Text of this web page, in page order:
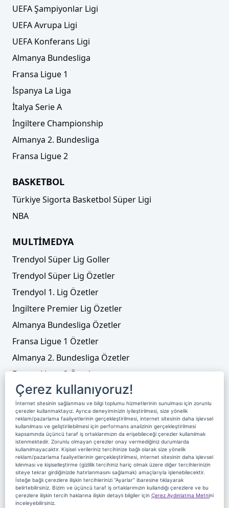
UEFA Şampiyonlar Ligi
UEFA Avrupa Ligi
UEFA Konferans Ligi
Almanya Bundesliga
Fransa Ligue 1
İspanya La Liga
İtalya Serie A
İngiltere Championship
Almanya 2. Bundesliga
Fransa Ligue 2
BASKETBOL
Türkiye Sigorta Basketbol Süper Ligi
NBA
MULTİMEDYA
Trendyol Süper Lig Goller
Trendyol Süper Lig Özetler
Trendyol 1. Lig Özetler
İngiltere Premier Lig Özetler
Almanya Bundesliga Özetler
Fransa Ligue 1 Özetler
Almanya 2. Bundesliga Özetler
Fransa Ligue 2 Özetler
Tenis
Video Liste
Foto Galeriler
Üyelik Yayın Akışı Reklam
Site Sözleşmesi
Künye ve İletişim
Çerez Politikası
Çerez Yönetimi
Veri Sahibi Başvuru Formu
Nereden İzlerim
Çerez kullanıyoruz!
İnternet sitesinin sağlanması ve bilgi toplumu hizmetlerinin sunulması için zorunlu
çerezler kullanmaktayız. Ayrıca deneyiminizin iyileştirilmesi, size yönelik
reklam/pazarlama faaliyetlerinin gerçekleştirilmesi, internet sitesinin daha işlevsel
kullanılması ve geliştirilebilmesi için performans analizinin gerçekleştirilmesi
kapsamında üçüncü taraf iş ortaklarımızın da erişebileceği çerezler kullanılmak
istenmektedir. Zorunlu olmayan çerezler onay vermediğiniz durumlarda
kullanılmayacaktır. Kişisel verileriniz tercihinize bağlı olarak size yönelik
reklam/pazarlama faaliyetlerinin gerçekleştirilmesi, internet sitesinin daha işlevsel
kılınması ve kişiselleştirme (gizlilik tercihiniz hariç olmak üzere diğer tercihlerinizin
siteye tekrar girdiğinizde hatırlanmasını sağlamak) amaçlarıyla işlenebilecektir.
İsteğe bağlı çerezlere ilişkin tercihlerinizi “Ayarlar” ibaresine tıklayarak
belirtebilirsiniz. Bizim ve üçüncü taraf iş ortaklarımızın kullandığı çerezlere ve bu
çerezlere ilişkin tercih haklarına ilişkin detaylı bilgiler için Çerez Aydınlatma Metnini
inceleyebilirsiniz.